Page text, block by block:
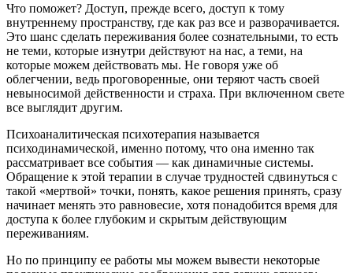
Что поможет? Доступ, прежде всего, доступ к тому
внутреннему пространству, где как раз все и разворачивается.
Это шанс сделать переживания более сознательными, то есть
не теми, которые изнутри действуют на нас, а теми, на
которые можем действовать мы. Не говоря уже об
облегчении, ведь проговоренные, они теряют часть своей
невыносимой действенности и страха. При включенном свете
все выглядит другим.
Психоаналитическая психотерапия называется
психодинамической, именно потому, что она именно так
рассматривает все события — как динамичные системы.
Обращение к этой терапии в случае трудностей сдвинуться с
такой «мертвой» точки, понять, какое решения принять, сразу
начинает менять это равновесие, хотя понадобится время для
доступа к более глубоким и скрытым действующим
переживаниям.
Но по принципу ее работы мы можем вывести некоторые